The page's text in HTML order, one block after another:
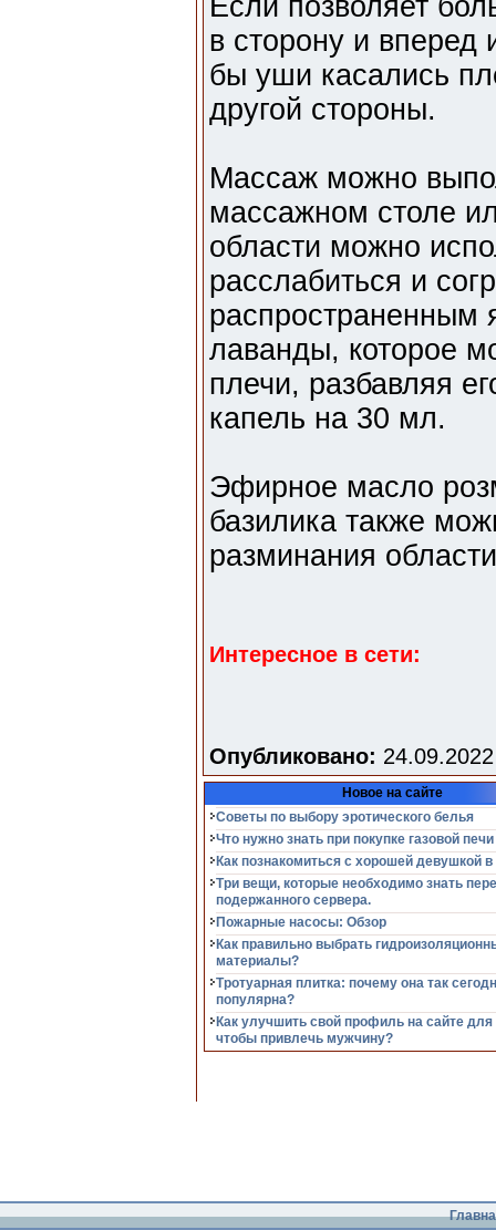
Если позволяет
в сторону и вперед
бы уши касались
другой стороны.
Массаж можно
массажном столе
области можно
расслабиться и
распространенным
лаванды, которое
плечи, разбавляя
капель на 30 мл.
Эфирное масло
базилика также
разминания
Интересное в сети:
Опубликовано:
Новое на сайте
Советы по выбору эротического белья
Что нужно знать при покупке газовой печи
Как познакомиться с хорошей девушкой в
Три вещи, которые необходимо знать
подержанного сервера.
Пожарные насосы: Обзор
Как правильно выбрать
материалы?
Тротуарная плитка: почему она так
популярна?
Как улучшить свой профиль на сайте для
чтобы привлечь мужчину?